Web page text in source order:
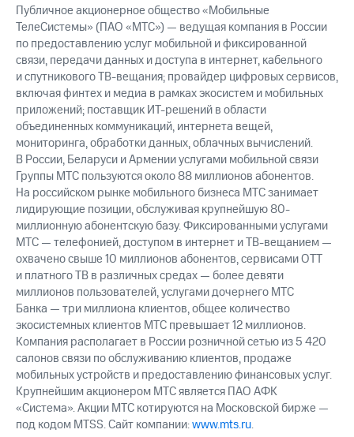
Публичное акционерное общество «Мобильные
ТелеСистемы» (ПАО «МТС») — ведущая компания в России
по предоставлению услуг мобильной и фиксированной
связи, передачи данных и доступа в интернет, кабельного
и спутникового ТВ-вещания; провайдер цифровых сервисов,
включая финтех и медиа в рамках экосистем и мобильных
приложений; поставщик ИТ-решений в области
объединенных коммуникаций, интернета вещей,
мониторинга, обработки данных, облачных вычислений.
В России, Беларуси и Армении услугами мобильной связи
Группы МТС пользуются около 88 миллионов абонентов.
На российском рынке мобильного бизнеса МТС занимает
лидирующие позиции, обслуживая крупнейшую 80-
миллионную абонентскую базу. Фиксированными услугами
МТС — телефонией, доступом в интернет и ТВ-вещанием —
охвачено свыше 10 миллионов абонентов, сервисами OTT
и платного ТВ в различных средах — более девяти
миллионов пользователей, услугами дочернего МТС
Банка — три миллиона клиентов, общее количество
экосистемных клиентов МТС превышает 12 миллионов.
Компания располагает в России розничной сетью из 5 420
салонов связи по обслуживанию клиентов, продаже
мобильных устройств и предоставлению финансовых услуг.
Крупнейшим акционером МТС является ПАО АФК
«Система». Акции МТС котируются на Московской бирже —
под кодом MTSS. Сайт компании:www.mts.ru.